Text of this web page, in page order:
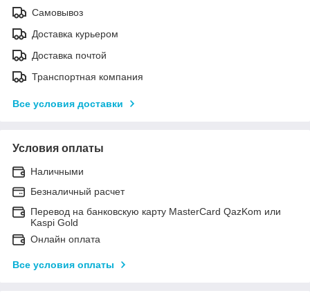
Самовывоз
Доставка курьером
Доставка почтой
Транспортная компания
Все условия доставки
Условия оплаты
Наличными
Безналичный расчет
Перевод на банковскую карту MasterCard QazKom или
Kaspi Gold
Онлайн оплата
Все условия оплаты